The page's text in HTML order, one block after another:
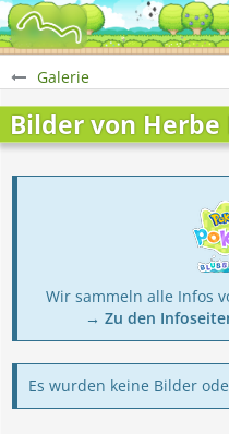
Galerie
Bilder von
Wir sammeln alle Infos
→ Zu den
Es wurden keine Bilder